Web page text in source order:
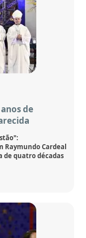
de
Raymundo Cardeal
de quatro décadas